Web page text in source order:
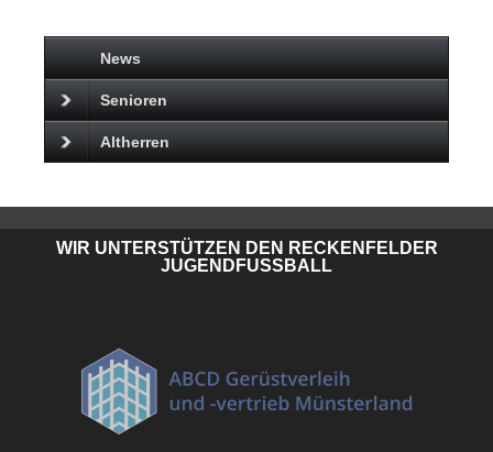
News
Senioren
Altherren
WIR UNTERSTÜTZEN DEN RECKENFELDER
JUGENDFUSSBALL